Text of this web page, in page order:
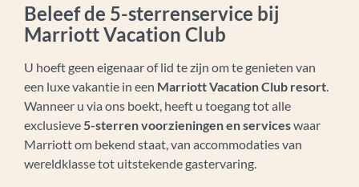
Beleef de 5-sterrenservice bij
Marriott Vacation Club
U hoeft geen eigenaar of lid te zijn om te genieten van
een luxe vakantie in een Marriott Vacation Club resort
Wanneer u via ons boekt, heeft u toegang tot alle
exclusieve 5-sterren voorzieningen en serviceswaar
Marriott om bekend staat, van accommodaties van
wereldklasse tot uitstekende gastervaring.